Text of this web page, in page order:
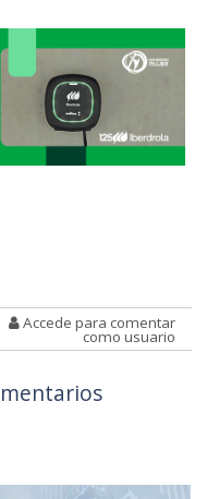
Accede para comentar
como usuario